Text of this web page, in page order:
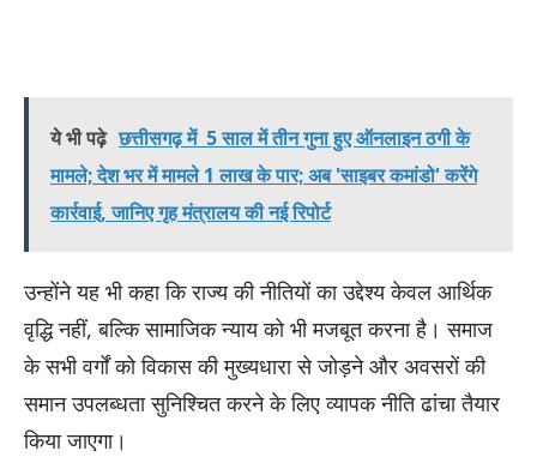
ये भी पढ़े छत्तीसगढ़ में 5 साल में तीन गुना हुए ऑनलाइन ठगी के
मामले; देश भर में मामले 1 लाख के पार; अब 'साइबर कमांडो' करेंगे
कार्रवाई, जानिए गृह मंत्रालय की नई रिपोर्ट
उन्होंने यह भी कहा कि राज्य की नीतियों का उद्देश्य केवल आर्थिक
वृद्धि नहीं, बल्कि सामाजिक न्याय को भी मजबूत करना है। समाज
के सभी वर्गों को विकास की मुख्यधारा से जोड़ने और अवसरों की
समान उपलब्धता सुनिश्चित करने के लिए व्यापक नीति ढांचा तैयार
किया जाएगा।